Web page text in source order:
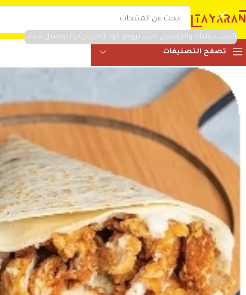
الطلب عليك والتوصيل علينا برومو كود (طيران) والتوصيل مجانا
تصفح التصنيفات